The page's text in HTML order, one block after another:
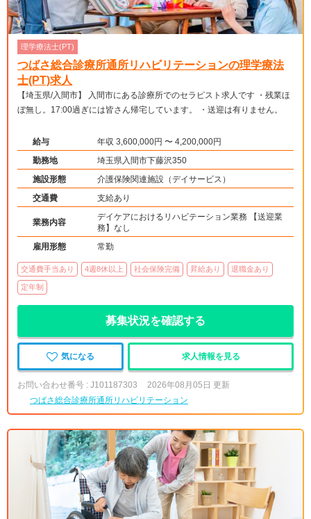
理学療法士(PT)
つばさ総合診療所通所リハビリテーションの理学療法
士(PT)求人
【埼玉県/入間市】 入間市にある診療所でのセラピスト求人です ・残業ほ
ぼ無し。17:00過ぎには皆さん帰宅しています。 ・送迎は有りません。
給与
年収 3,600,000円 〜 4,200,000円
勤務地
埼玉県入間市下藤沢350
施設形態
介護保険関連施設（デイサービス）
交通費
支給あり
業務内容
デイケアにおけるリハビテーション業務 【送迎業
務】なし
雇用形態
常勤
交通費手当あり 4週8休以上 社会保険完備 昇給あり 退職金あり
定年制
募集状況を確認する
気になる 求人情報を見る
お問い合わせ番号 : J101187303
2026年08月05日 更新
つばさ総合診療所通所リハビリテーション